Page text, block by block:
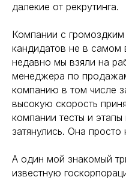
далекие от рекрутинга.
Компании с
кандидатов не в самом
недавно мы взяли на
менеджера по
компанию в том числе
высокую скорость
компании тесты и
затянулись. Она
А один мой знакомый
известную